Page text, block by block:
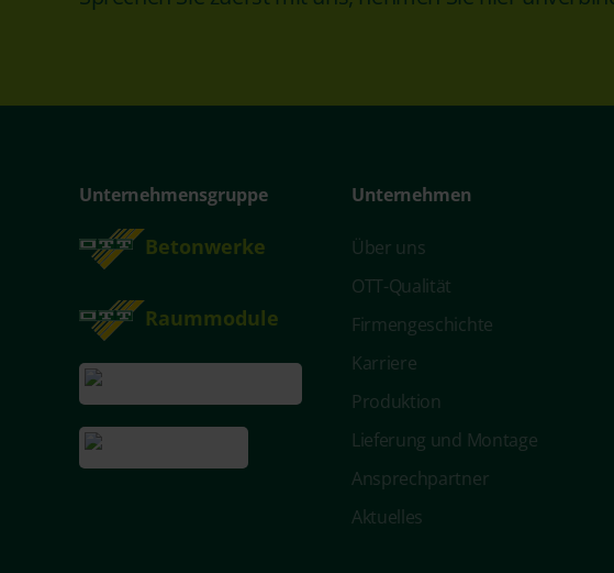
Unternehmensgruppe
Betonwerke
Raummodule
Unternehmen
Über uns
OTT-Qualität
Firmengeschichte
Karriere
Produktion
Lieferung und Montage
Ansprechpartner
Aktuelles